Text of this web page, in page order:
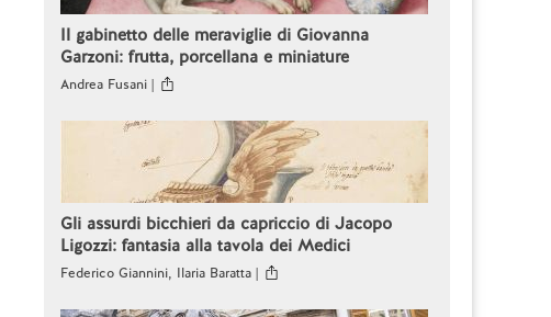
Il gabinetto delle meraviglie di Giovanna
Garzoni: frutta, porcellana e miniature
Andrea Fusani |
Gli assurdi bicchieri da capriccio di Jacopo
Ligozzi: fantasia alla tavola dei Medici
Federico Giannini, Ilaria Baratta |